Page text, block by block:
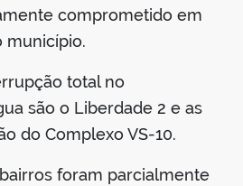
comprometido em
município.
total no
são o Liberdade 2 e as
do Complexo VS-10.
foram parcialmente